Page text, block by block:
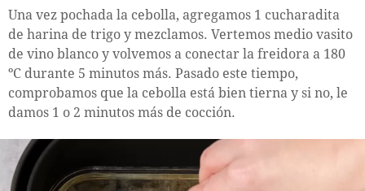
Una vez pochada la cebolla, agregamos 1 cucharadita
de harina de trigo y mezclamos. Vertemos medio vasito
de vino blanco y volvemos a conectar la freidora a 180
ºC durante 5 minutos más. Pasado este tiempo,
comprobamos que la cebolla está bien tierna y si no, le
damos 1 o 2 minutos más de cocción.